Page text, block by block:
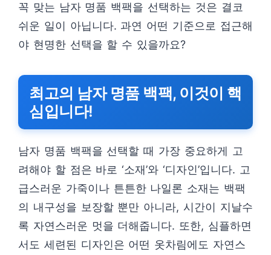
꼭 맞는 남자 명품 백팩을 선택하는 것은 결코
쉬운 일이 아닙니다. 과연 어떤 기준으로 접근해
야 현명한 선택을 할 수 있을까요?
최고의 남자 명품 백팩, 이것이 핵
심입니다!
남자 명품 백팩을 선택할 때 가장 중요하게 고
려해야 할 점은 바로 ‘소재’와 ‘디자인’입니다. 고
급스러운 가죽이나 튼튼한 나일론 소재는 백팩
의 내구성을 보장할 뿐만 아니라, 시간이 지날수
록 자연스러운 멋을 더해줍니다. 또한, 심플하면
서도 세련된 디자인은 어떤 옷차림에도 자연스